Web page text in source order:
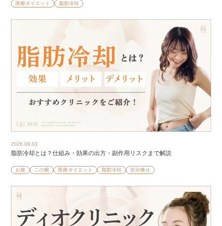
医療ダイエット 脂肪冷却
2026.08.03
脂肪冷却とは？仕組み・効果の出方・副作用リスクまで解説
お腹 二の腕 医療ダイエット 脂肪冷却 部分痩せ